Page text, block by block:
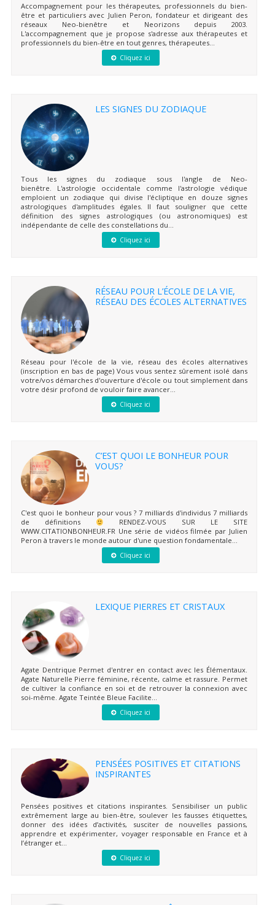
Accompagnement pour les thérapeutes, professionnels du bien-
être et particuliers avec Julien Peron, fondateur et dirigeant des
réseaux Neo-bienêtre et Neorizons depuis 2003.
L'accompagnement que je propose s'adresse aux thérapeutes et
professionnels du bien-être en tout genres, thérapeutes...
Cliquez ici
LES SIGNES DU ZODIAQUE
Tous les signes du zodiaque sous l'angle de Neo-
bienêtre. L'astrologie occidentale comme l'astrologie védique
emploient un zodiaque qui divise l'écliptique en douze signes
astrologiques d'amplitudes égales. Il faut souligner que cette
définition des signes astrologiques (ou astronomiques) est
indépendante de celle des constellations du...
Cliquez ici
RÉSEAU POUR L’ÉCOLE DE LA VIE,
RÉSEAU DES ÉCOLES ALTERNATIVES
Réseau pour l'école de la vie, réseau des écoles alternatives
(inscription en bas de page) Vous vous sentez sûrement isolé dans
votre/vos démarches d'ouverture d'école ou tout simplement dans
votre désir profond de vouloir faire avancer...
Cliquez ici
C’EST QUOI LE BONHEUR POUR
VOUS?
C'est quoi le bonheur pour vous ? 7 milliards d'individus 7 milliards
de définitions
RENDEZ-VOUS SUR LE SITE
WWW.CITATIONBONHEUR.FR Une série de vidéos filmée par Julien
Peron à travers le monde autour d'une question fondamentale...
Cliquez ici
LEXIQUE PIERRES ET CRISTAUX
Agate Dentrique Permet d'entrer en contact avec les Élémentaux.
Agate Naturelle Pierre féminine, récente, calme et rassure. Permet
de cultiver la confiance en soi et de retrouver la connexion avec
soi-même. Agate Teintée Bleue Facilite...
Cliquez ici
PENSÉES POSITIVES ET CITATIONS
INSPIRANTES
Pensées positives et citations inspirantes. Sensibiliser un public
extrêmement large au bien-être, soulever les fausses étiquettes,
donner des idées d’activités, susciter de nouvelles passions,
apprendre et expérimenter, voyager responsable en France et à
l’étranger et...
Cliquez ici